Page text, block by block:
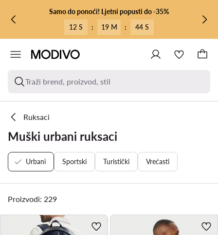
PRIJEĐI NA GLAVNI SADRŽAJ
PRIJEĐI NA PRETRAŽIVANJE
Samo do ponoći! Ljetni popusti do -35%
12 S
: 19 M : 42 S
Traži brend, proizvod, stil
Ruksaci
Muški urbani ruksaci
Urbani Sportski Turistički Vrećasti
Proizvodi: 229